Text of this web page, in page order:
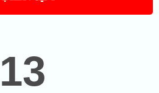
13